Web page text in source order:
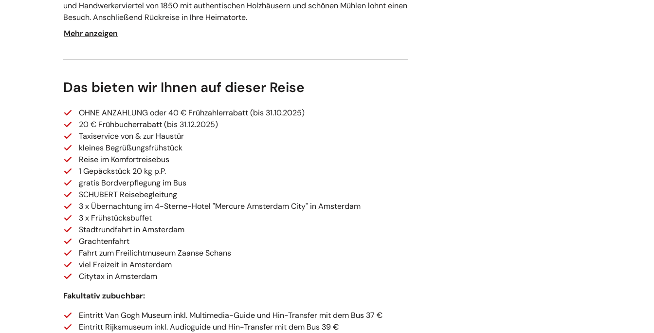
und Handwerkerviertel von 1850 mit authentischen Holzhäusern und schönen Mühlen lohnt einen
Besuch. Anschließend Rückreise in Ihre Heimatorte.
Mehr anzeigen
Das bieten wir Ihnen auf dieser Reise
OHNE ANZAHLUNG oder 40 € Frühzahlerrabatt (bis 31.10.2025)
20 € Frühbucherrabatt (bis 31.12.2025)
Taxiservice von & zur Haustür
kleines Begrüßungsfrühstück
Reise im Komfortreisebus
1 Gepäckstück 20 kg p.P.
gratis Bordverpflegung im Bus
SCHUBERT Reisebegleitung
3 x Übernachtung im 4-Sterne-Hotel "Mercure Amsterdam City" in Amsterdam
3 x Frühstücksbuffet
Stadtrundfahrt in Amsterdam
Grachtenfahrt
Fahrt zum Freilichtmuseum Zaanse Schans
viel Freizeit in Amsterdam
Citytax in Amsterdam
Fakultativ zubuchbar:
Eintritt Van Gogh Museum inkl. Multimedia-Guide und Hin-Transfer mit dem Bus 37 €
Eintritt Rijksmuseum inkl. Audioguide und Hin-Transfer mit dem Bus 39 €